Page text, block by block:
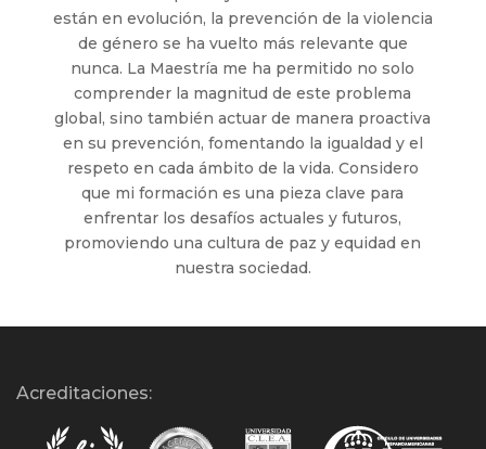
están en evolución, la prevención de la violencia
de género se ha vuelto más relevante que
nunca. La Maestría me ha permitido no solo
comprender la magnitud de este problema
global, sino también actuar de manera proactiva
en su prevención, fomentando la igualdad y el
respeto en cada ámbito de la vida. Considero
que mi formación es una pieza clave para
enfrentar los desafíos actuales y futuros,
promoviendo una cultura de paz y equidad en
nuestra sociedad.
Acreditaciones: